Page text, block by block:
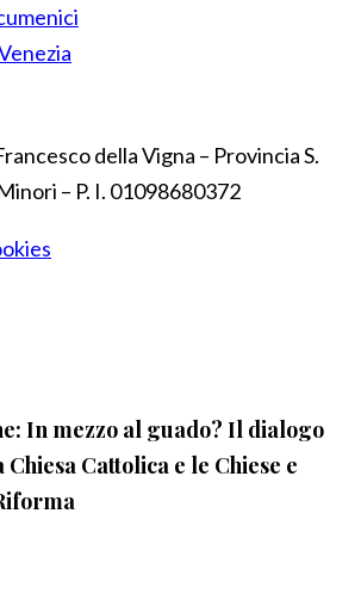
della Vigna – Provincia S.
– P. I. 01098680372
In mezzo al guado? Il dialogo
Cattolica e le Chiese e